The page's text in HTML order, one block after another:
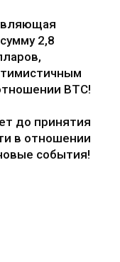
2,8
BTC!
до принятия
в отношении
события!